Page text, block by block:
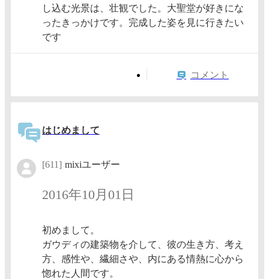
し込む光景は、壮観でした。大聖堂が好きにな
ったきっかけです。完成した姿を見に行きたい
です
コメント
はじめまして
[611] mixiユーザー
2016年10月01日
初めまして。
ガウディの建築物を介して、彼の生き方、考え
方、感性や、繊細さや、内にある情熱に心から
惚れた人間です。